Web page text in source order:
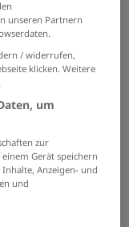
am
GmbH
unseren Partnern
/ widerrufen,
klicken. Weitere
um
zur
Gerät speichern
Anzeigen- und
und